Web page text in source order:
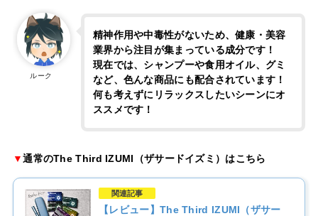
ルーク
精神作用や中毒性がないため、健康・美容
業界から注目が集まっている成分です！
現在では、シャンプーや食用オイル、グミ
など、色んな商品にも配合されています！
何も考えずにリラックスしたいシーンにオ
ススメです！
▼通常のThe Third IZUMI（ザサードイズミ）はこちら
関連記事
【レビュー】The Third IZUMI（ザサー